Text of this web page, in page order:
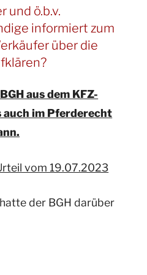
und ö.b.v.
informiert zum
über die
aus dem KFZ-
auch im Pferderecht
vom 19.07.2023
der BGH darüber